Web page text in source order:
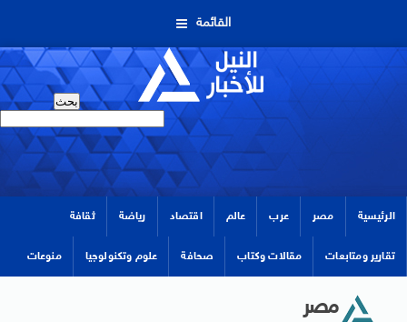
القائمة
الرئيسية مصر عرب عالم اقتصاد رياضة ثقافة
تقارير ومتابعات مقالات وكتاب صحافة علوم وتكنولوجيا منوعات
مصر